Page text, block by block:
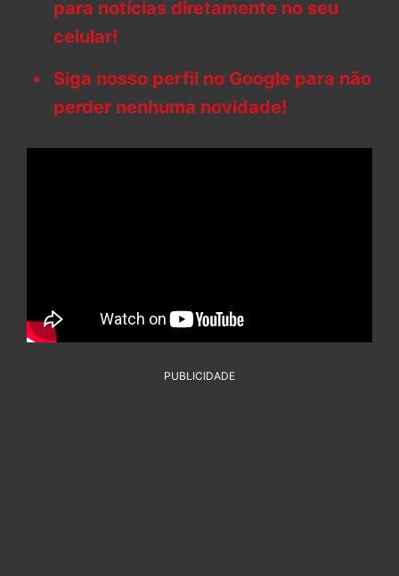
para notícias diretamente no seu
celular!
Siga nosso perfil no Google para não
perder nenhuma novidade!
PUBLICIDADE